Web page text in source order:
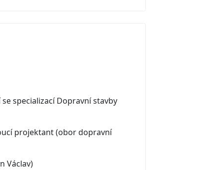
specializací Dopravní stavby
projektant (obor dopravní
Václav)